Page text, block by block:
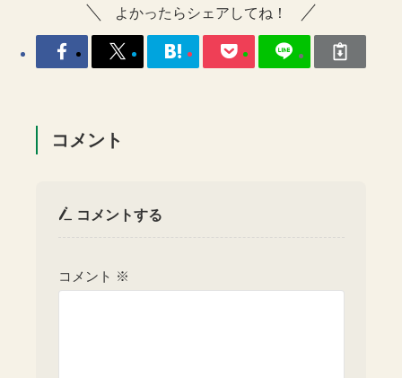
よかったらシェアしてね！
コメント
コメントする
コメント ※